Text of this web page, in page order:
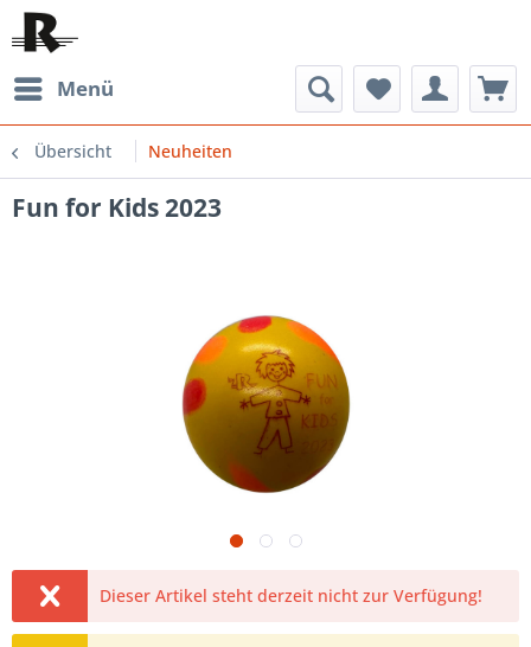
Menü
Übersicht Neuheiten
Fun for Kids 2023
Dieser Artikel steht derzeit nicht zur Verfügung!